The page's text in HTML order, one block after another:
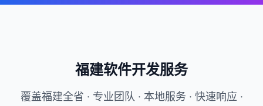
福建软件开发服务
覆盖福建全省 · 专业团队 · 本地服务 · 快速响应 ·